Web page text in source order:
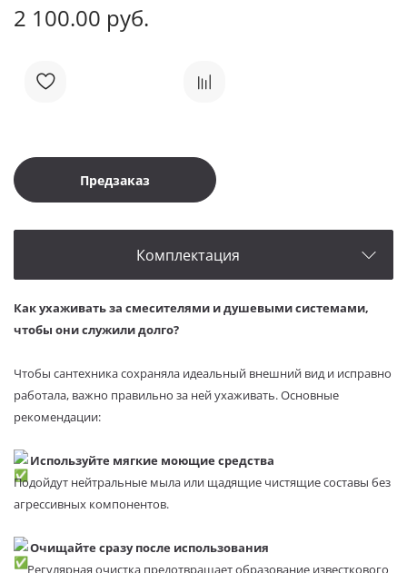
2 100.00 руб.
Предзаказ
Комплектация
Как ухаживать за смесителями и душевыми системами,
чтобы они служили долго?
Чтобы сантехника сохраняла идеальный внешний вид и исправно
работала, важно правильно за ней ухаживать. Основные
рекомендации:
Используйте мягкие моющие средства
Подойдут нейтральные мыла или щадящие чистящие составы без
агрессивных компонентов.
Очищайте сразу после использования
Регулярная очистка предотвращает образование известкового